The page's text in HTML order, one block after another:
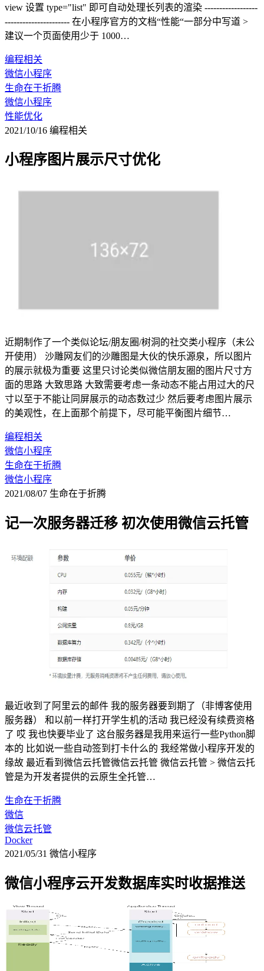
view 设置 type="list" 即可自动处理长列表的渲染 ------------------
---------------------- 在小程序官方的文档“性能“一部分中写道 >
建议一个页面使用少于 1000…
编程相关
微信小程序
生命在于折腾
微信小程序
性能优化
2021/10/16 编程相关
小程序图片展示尺寸优化
近期制作了一个类似论坛/朋友圈/树洞的社交类小程序（未公
开使用） 沙雕网友们的沙雕图是大伙的快乐源泉，所以图片
的展示就极为重要 这里只讨论类似微信朋友圈的图片尺寸方
面的思路 大致思路 大致需要考虑一条动态不能占用过大的尺
寸以至于不能让同屏展示的动态数过少 然后要考虑图片展示
的美观性，在上面那个前提下，尽可能平衡图片细节…
编程相关
微信小程序
生命在于折腾
微信小程序
2021/08/07 生命在于折腾
记一次服务器迁移 初次使用微信云托管
最近收到了阿里云的邮件 我的服务器要到期了（非博客使用
服务器） 和以前一样打开学生机的活动 我已经没有续费资格
了 哎 我也快要毕业了 这台服务器是我用来运行一些Python脚
本的 比如说一些自动签到打卡什么的 我经常做小程序开发的
缘故 最近看到微信云托管微信云托管 微信云托管 > 微信云托
管是为开发者提供的云原生全托管…
生命在于折腾
微信
微信云托管
Docker
2021/05/31 微信小程序
微信小程序云开发数据库实时收据推送